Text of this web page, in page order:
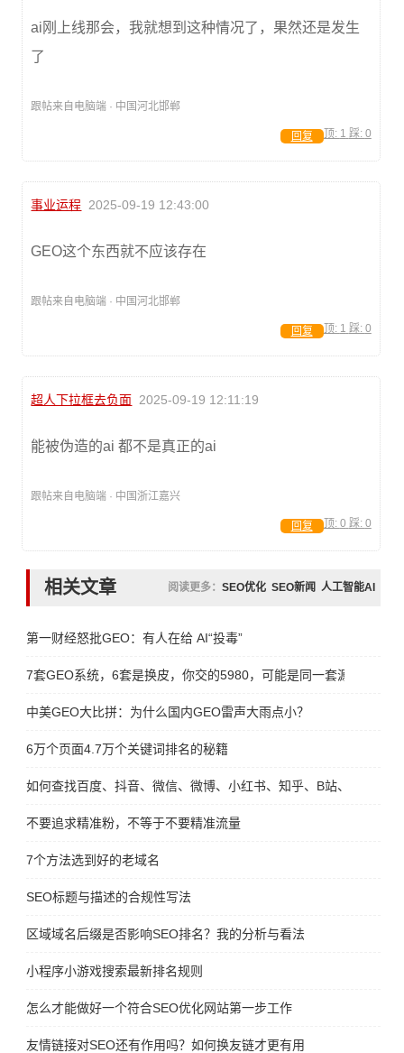
ai刚上线那会，我就想到这种情况了，果然还是发生
了
跟帖来自电脑端 · 中国河北邯郸
顶: 1 踩: 0
回复
事业运程 2025-09-19 12:43:00
GEO这个东西就不应该存在
跟帖来自电脑端 · 中国河北邯郸
顶: 1 踩: 0
回复
超人下拉框去负面 2025-09-19 12:11:19
能被伪造的ai 都不是真正的ai
跟帖来自电脑端 · 中国浙江嘉兴
顶: 0 踩: 0
回复
相关文章 阅读更多： SEO优化 SEO新闻 人工智能AI
第一财经怒批GEO：有人在给 AI“投毒”
7套GEO系统，6套是换皮，你交的5980，可能是同一套源码
中美GEO大比拼：为什么国内GEO雷声大雨点小？
6万个页面4.7万个关键词排名的秘籍
如何查找百度、抖音、微信、微博、小红书、知乎、B站、视频号
不要追求精准粉，不等于不要精准流量
7个方法选到好的老域名
SEO标题与描述的合规性写法
区域域名后缀是否影响SEO排名？我的分析与看法
小程序小游戏搜索最新排名规则
怎么才能做好一个符合SEO优化网站第一步工作
友情链接对SEO还有作用吗？如何换友链才更有用